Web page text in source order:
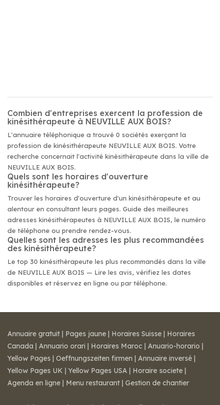
Combien d'entreprises exercent la profession de
kinésithérapeute à NEUVILLE AUX BOIS?
L'annuaire téléphonique a trouvé 0 sociétés exerçant la
profession de kinésithérapeute NEUVILLE AUX BOIS. Votre
recherche concernait l'activité kinésithérapeute dans la ville de
NEUVILLE AUX BOIS.
Quels sont les horaires d'ouverture
kinésithérapeute?
Trouver les horaires d'ouverture d'un kinésithérapeute et au
alentour en consultant leurs pages. Guide des meilleures
adresses kinésithérapeutes à NEUVILLE AUX BOIS, le numéro
de téléphone ou prendre rendez-vous.
Quelles sont les adresses les plus recommandées
des kinésithérapeute?
Le top 30 kinésithérapeute les plus recommandés dans la ville
de NEUVILLE AUX BOIS — Lire les avis, vérifiez les dates
disponibles et réservez en ligne ou par téléphone.
Annuaire gratuit | Pages jaune | Horaires Suisse | Horaires
Canada | Annuario orari | Horaires Maroc | Anuario-horario |
Yellow Pages | Oeffnungszeiten firmen | Annuaire inversé |
Yellow Pages UK | Yellow Pages USA | Horaire societe |
Agenda en ligne | Menu restaurant | Gestion de chantier